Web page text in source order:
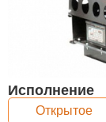
Исполнение
Открытое